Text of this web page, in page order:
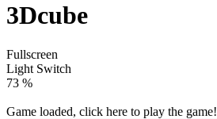
3Dcube
Fullscreen
Light Switch
78 %
Game loaded, click here to play the game!